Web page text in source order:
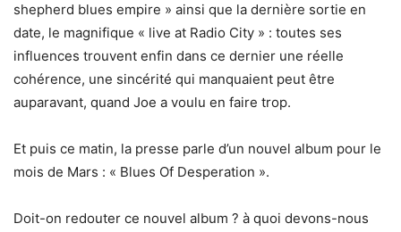
shepherd blues empire » ainsi que la dernière sortie en
date, le magnifique « live at Radio City » : toutes ses
influences trouvent enfin dans ce dernier une réelle
cohérence, une sincérité qui manquaient peut être
auparavant, quand Joe a voulu en faire trop.
Et puis ce matin, la presse parle d’un nouvel album pour le
mois de Mars : « Blues Of Desperation ».
Doit-on redouter ce nouvel album ? à quoi devons-nous